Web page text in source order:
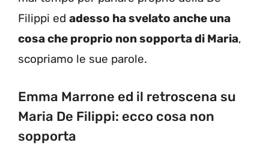
Filippi ed adesso ha svelato anche una
cosa che proprio non sopporta di Maria,
scopriamo le sue parole.
Emma Marrone ed il retroscena su
Maria De Filippi: ecco cosa non
sopporta